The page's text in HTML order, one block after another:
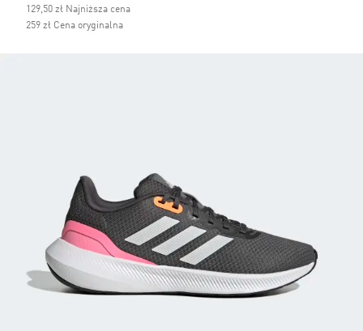
129,50 zł Najniższa cena
259 zł Cena oryginalna